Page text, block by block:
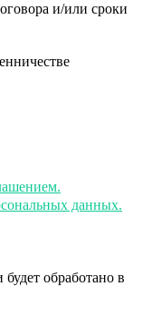
и/или сроки
данных.
обработано в